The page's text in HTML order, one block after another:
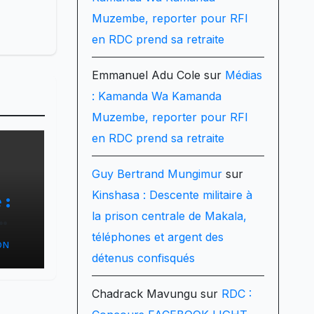
:
Muzembe, reporter pour RFI
en RDC prend sa retraite
Emmanuel Adu Cole sur Médias
: Kamanda Wa Kamanda
Muzembe, reporter pour RFI
en RDC prend sa retraite
Guy Bertrand Mungimursur
Kinshasa : Descente militaire à
la prison centrale de Makala,
téléphones et argent des
détenus confisqués
Chadrack Mavungusur RDC :